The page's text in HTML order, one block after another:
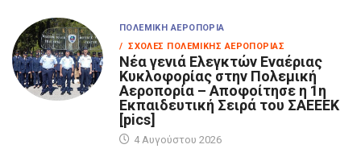
ΠΟΛΕΜΙΚΉ ΑΕΡΟΠΟΡΊΑ
/ ΣΧΟΛΈΣ ΠΟΛΕΜΙΚΉΣ ΑΕΡΟΠΟΡΊΑΣ
Νέα γενιά Ελεγκτών Εναέριας
Κυκλοφορίας στην Πολεμική
Αεροπορία – Αποφοίτησε η 1η
Εκπαιδευτική Σειρά του ΣΑΕΕΕΚ
[pics]
4 Αυγούστου 2026